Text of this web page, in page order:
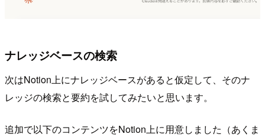
ナレッジベースの検索
次はNotion上にナレッジベースがあると仮定して、そのナ
レッジの検索と要約を試してみたいと思います。
追加で以下のコンテンツをNotion上に用意しました（あくま